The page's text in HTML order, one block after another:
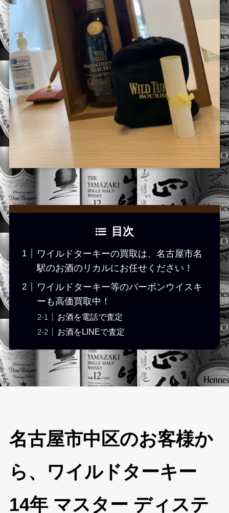
目次
ワイルドターキーの買取は、名古屋市名
駅のお酒のリカルにお任せください！
ワイルドターキー等のバーボンウイスキ
ーも高価買取中！
お酒を電話で査定
お酒をLINEで査定
名古屋市中区のお客様か
ら、ワイルドターキー
14年 マスター ディステ